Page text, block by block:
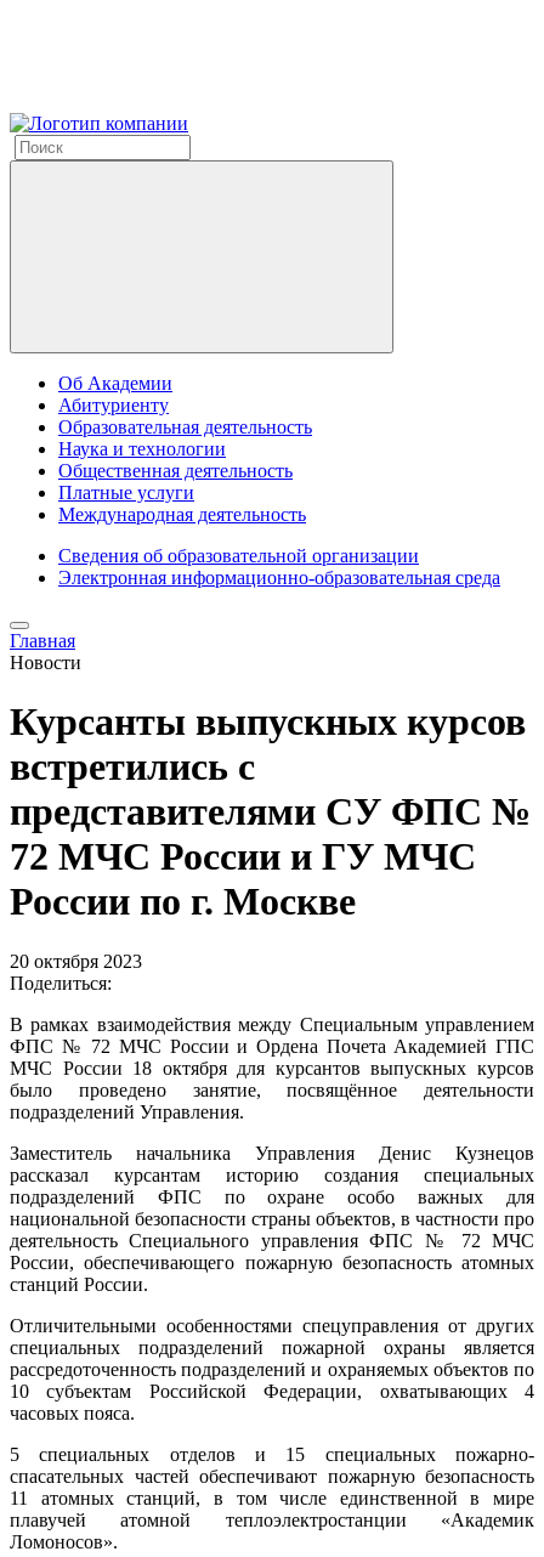
Об Академии
Абитуриенту
Образовательная деятельность
Наука и технологии
Общественная деятельность
Платные услуги
Международная деятельность
Сведения об образовательной организации
Электронная информационно-образовательная среда
Главная
Новости
Курсанты выпускных курсов
встретились с
представителями СУ ФПС №
72 МЧС России и ГУ МЧС
России по г. Москве
20 октября 2023
Поделиться:
В рамках взаимодействия между Специальным управлением
ФПС № 72 МЧС России и Ордена Почета Академией ГПС
МЧС России 18 октября для курсантов выпускных курсов
было проведено занятие, посвящённое деятельности
подразделений Управления.
Заместитель начальника Управления Денис Кузнецов
рассказал курсантам историю создания специальных
подразделений ФПС по охране особо важных для
национальной безопасности страны объектов, в частности про
деятельность Специального управления ФПС № 72 МЧС
России, обеспечивающего пожарную безопасность атомных
станций России.
Отличительными особенностями спецуправления от других
специальных подразделений пожарной охраны является
рассредоточенность подразделений и охраняемых объектов по
10 субъектам Российской Федерации, охватывающих 4
часовых пояса.
5 специальных отделов и 15 специальных пожарно-
спасательных частей обеспечивают пожарную безопасность
11 атомных станций, в том числе единственной в мире
плавучей атомной теплоэлектростанции «Академик
Ломоносов».